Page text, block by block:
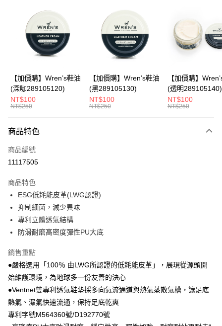
Apple Pay
悠遊付
Google Pay
全盈+PAY
ATM付款
宅配
每筆NT$80，滿NT$990(含以上)免運費
付款後門市自取
每筆NT$80，滿NT$699(含以上)免運費
跨境配送 港澳、新馬
【加價購】Wren’s鞋油
(深咖289105120)
NT$100
NT$250
【加價購】Wren’s鞋油
(黑289105130)
NT$100
NT$250
【加價購】
(透明289105140)
NT$100
NT$250
商品特色
商品編號
11117505
商品特色
ESG低耗能皮革(LWG認證)
抑制細菌，減少異味
專利立體透氣結構
防滑耐磨高密度彈性PU大底
銷售重點
●嚴格選用「100％ 由LWG所認證的低耗能皮革」，展現從源頭開
始維護環境，為地球多一份友善的決心
●Ventnet雙專利透氣鞋墊採多向氣流通道與熱氣蒸散氣槽，讓足底
熱氣、濕氣快速流通，保持足底乾爽
專利字號M564360號/D192770號